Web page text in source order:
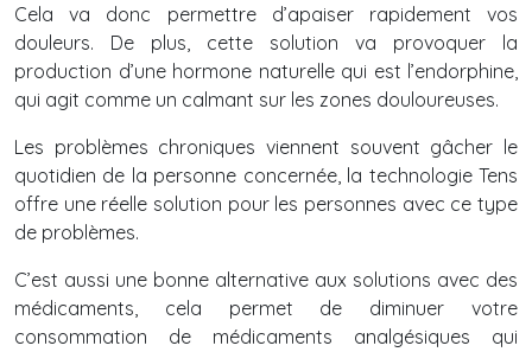
Cela va donc permettre d’apaiser rapidement vos
douleurs. De plus, cette solution va provoquer la
production d’une hormone naturelle qui est l’endorphine,
qui agit comme un calmant sur les zones douloureuses.
Les problèmes chroniques viennent souvent gâcher le
quotidien de la personne concernée, la technologie Tens
offre une réelle solution pour les personnes avec ce type
de problèmes.
C’est aussi une bonne alternative aux solutions avec des
médicaments, cela permet de diminuer votre
consommation de médicaments analgésiques qui